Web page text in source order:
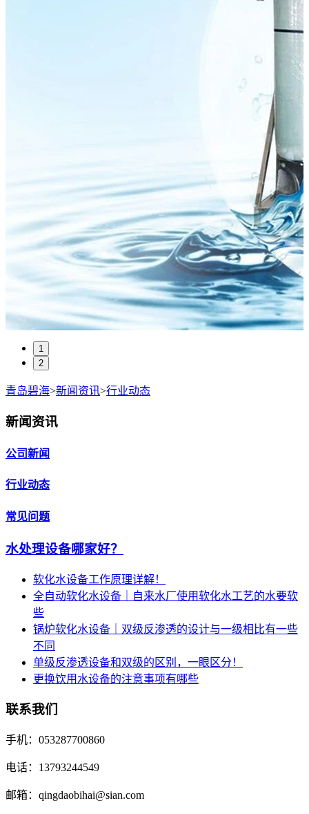
1
2
青岛碧海>新闻资讯>行业动态
新闻资讯
公司新闻
行业动态
常见问题
水处理设备哪家好？
软化水设备工作原理详解！
全自动软化水设备｜自来水厂使用软化水工艺的水要软
些
锅炉软化水设备｜双级反渗透的设计与一级相比有一些
不同
单级反渗透设备和双级的区别，一眼区分！
更换饮用水设备的注意事项有哪些
联系我们
手机：053287700860
电话：13793244549
邮箱：qingdaobihai@sian.com